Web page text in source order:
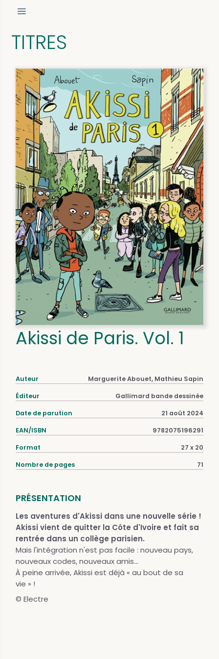
TITRES
Akissi de Paris. Vol. 1
Auteur Marguerite Abouet, Mathieu Sapin
Éditeur Gallimard bande dessinée
Date de parution 21 août 2024
EAN/ISBN 9782075196291
Format 27 x 20
Nombre de pages 71
PRÉSENTATION
Les aventures d'Akissi dans une nouvelle série !
Akissi vient de quitter la Côte d'Ivoire et fait sa
rentrée dans un collège parisien.
Mais l'intégration n'est pas facile : nouveau pays,
nouveaux codes, nouveaux amis...
À peine arrivée, Akissi est déjà « au bout de sa
vie » !
© Electre